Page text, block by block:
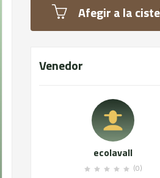
Afegir a la
Venedor
ecolavall
(0)